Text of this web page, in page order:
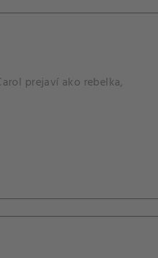
prejaví ako rebelka,